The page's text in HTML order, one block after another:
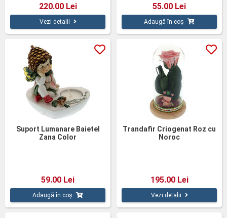
220.00 Lei
Vezi detalii
55.00 Lei
Adaugă în coș
Suport Lumanare Baietel
Zana Color
59.00 Lei
Adaugă în coș
Trandafir Criogenat Roz cu
Noroc
195.00 Lei
Vezi detalii